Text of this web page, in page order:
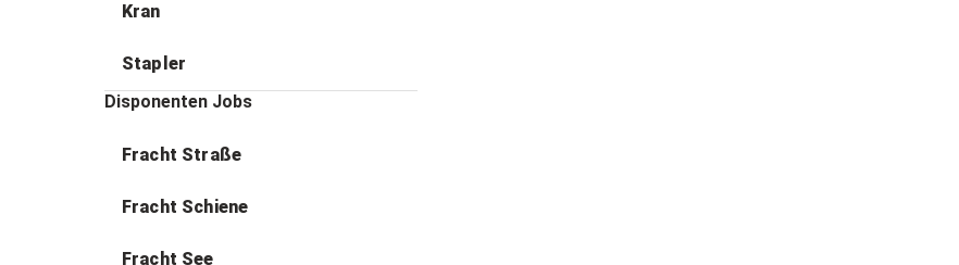
Kran
Stapler
Disponenten Jobs
Fracht Straße
Fracht Schiene
Fracht See